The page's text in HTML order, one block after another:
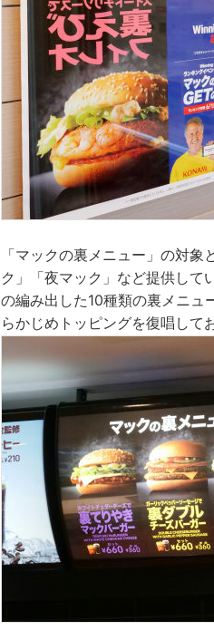
「マックの裏メニュー」の対
ク」「夜マック」など提供して
の編み出した10種類の裏メニュ
らかじめトッピングを復唱して